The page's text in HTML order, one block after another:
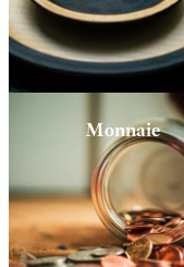
Monnaie